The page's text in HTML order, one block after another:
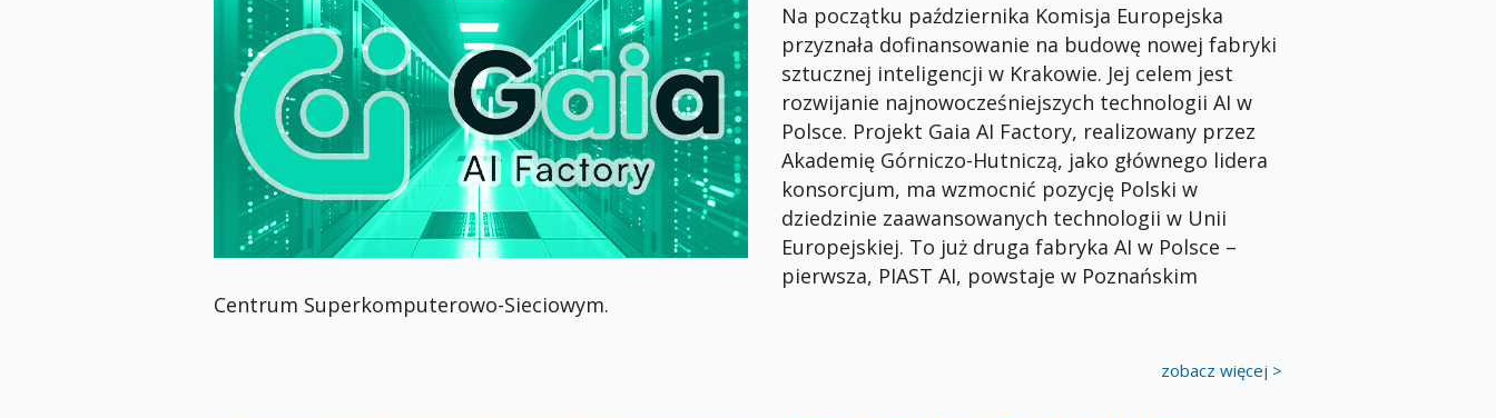
Na początku października Komisja Europejska
przyznała dofinansowanie na budowę nowej fabryki
sztucznej inteligencji w Krakowie. Jej celem jest
rozwijanie najnowocześniejszych technologii AI w
Polsce. Projekt Gaia AI Factory, realizowany przez
Akademię Górniczo-Hutniczą, jako głównego lidera
konsorcjum, ma wzmocnić pozycję Polski w
dziedzinie zaawansowanych technologii w Unii
Europejskiej. To już druga fabryka AI w Polsce –
pierwsza, PIAST AI, powstaje w Poznańskim
Centrum Superkomputerowo-Sieciowym.
zobacz więcej >